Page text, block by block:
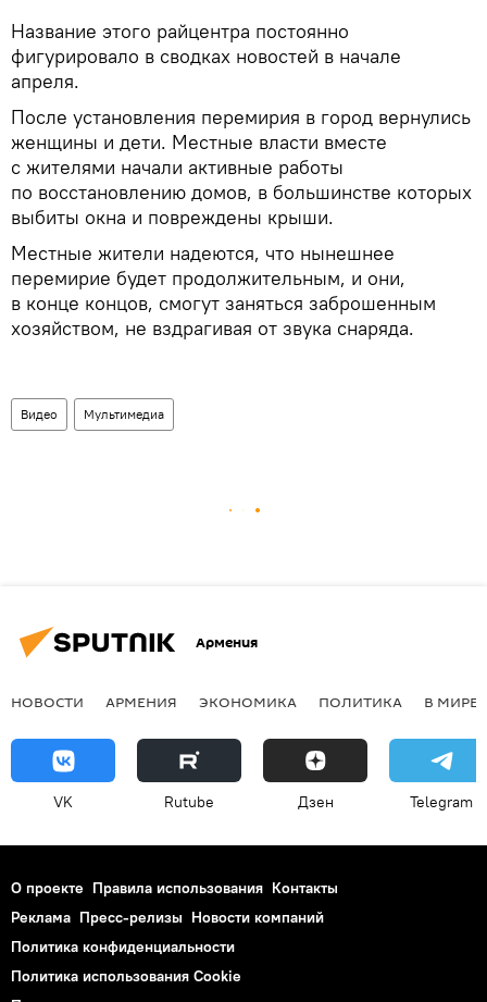
Название этого райцентра постоянно
фигурировало в сводках новостей в начале
апреля.
После установления перемирия в город вернулись
женщины и дети. Местные власти вместе
с жителями начали активные работы
по восстановлению домов, в большинстве которых
выбиты окна и повреждены крыши.
Местные жители надеются, что нынешнее
перемирие будет продолжительным, и они,
в конце концов, смогут заняться заброшенным
хозяйством, не вздрагивая от звука снаряда.
Видео Мультимедиа
Армения
НОВОСТИ АРМЕНИЯ ЭКОНОМИКА ПОЛИТИКА В МИРЕ
VK Rutube Дзен Telegram
О проекте Правила использования Контакты
Реклама Пресс-релизы Новости компаний
Политика конфиденциальности
Политика использования Cookie